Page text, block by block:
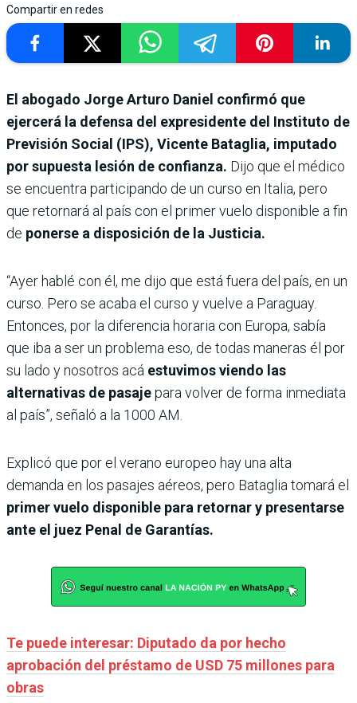
Compartir en redes
El abogado Jorge Arturo Daniel confirmó que
ejercerá la defensa del expresidente del Instituto de
Previsión Social (IPS), Vicente Bataglia, imputado
por supuesta lesión de confianza. Dijo que el médico
se encuentra participando de un curso en Italia, pero
que retornará al país con el primer vuelo disponible a fin
de ponerse a disposición de la Justicia.
“Ayer hablé con él, me dijo que está fuera del país, en un
curso. Pero se acaba el curso y vuelve a Paraguay.
Entonces, por la diferencia horaria con Europa, sabía
que iba a ser un problema eso, de todas maneras él por
su lado y nosotros acá estuvimos viendo las
alternativas de pasajepara volver de forma inmediata
al país”, señaló a la 1000 AM.
Explicó que por el verano europeo hay una alta
demanda en los pasajes aéreos, pero Bataglia tomará el
primer vuelo disponible para retornar y presentarse
ante el juez Penal de Garantías.
Te puede interesar: Diputado da por hecho
aprobación del préstamo de USD 75 millones para
obras